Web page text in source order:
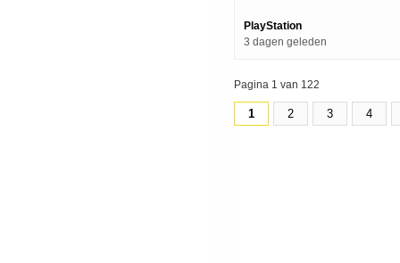
PlayStation
3 dagen geleden
Pagina 1 van 122
1 2 3 4